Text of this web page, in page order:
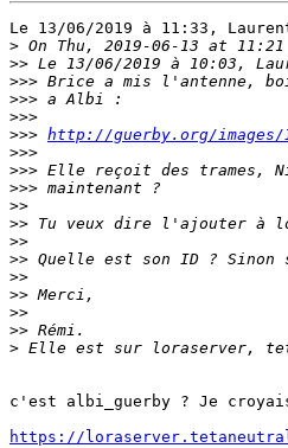
Le 13/06/2019 à 11:33,
>
>>
>>>
>>>
>>>
>>> http://guerby.org/images/
>>>
>>>
>>>
>>
>>
>>
>>
>>
>>
>>
>>
>
c'est albi_guerby ? Je
https://